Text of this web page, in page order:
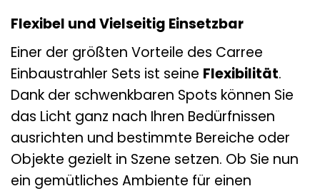
Flexibel und Vielseitig Einsetzbar
Einer der größten Vorteile des Carree
Einbaustrahler Sets ist seine Flexibilität.
Dank der schwenkbaren Spots können Sie
das Licht ganz nach Ihren Bedürfnissen
ausrichten und bestimmte Bereiche oder
Objekte gezielt in Szene setzen. Ob Sie nun
ein gemütliches Ambiente für einen